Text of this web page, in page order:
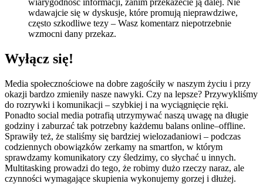
wiarygodność informacji, zanim przekażecie ją dalej. Nie
wdawajcie się w dyskusje, które promują nieprawdziwe,
często szkodliwe tezy – Wasz komentarz niepotrzebnie
wzmocni dany przekaz.
Wyłącz się!
Media społecznościowe na dobre zagościły w naszym życiu i przy
okazji bardzo zmieniły nasze nawyki. Czy na lepsze? Przywykliśmy
do rozrywki i komunikacji – szybkiej i na wyciągnięcie ręki.
Ponadto social media potrafią utrzymywać naszą uwagę na długie
godziny i zaburzać tak potrzebny każdemu balans online–offline.
Sprawiły też, że staliśmy się bardziej wielozadaniowi – podczas
codziennych obowiązków zerkamy na smartfon, w którym
sprawdzamy komunikatory czy śledzimy, co słychać u innych.
Multitasking prowadzi do tego, że robimy dużo rzeczy naraz, ale
czynności wymagające skupienia wykonujemy gorzej i dłużej.